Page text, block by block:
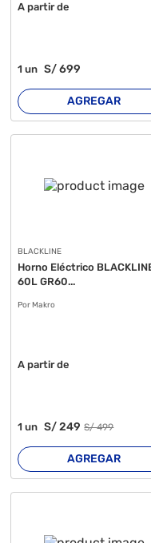
A partir de
1un S/699
AGREGAR
BLACKLINE
Horno Eléctrico
60L GR60...
Por Makro
A partir de
1un S/249 S/499
AGREGAR